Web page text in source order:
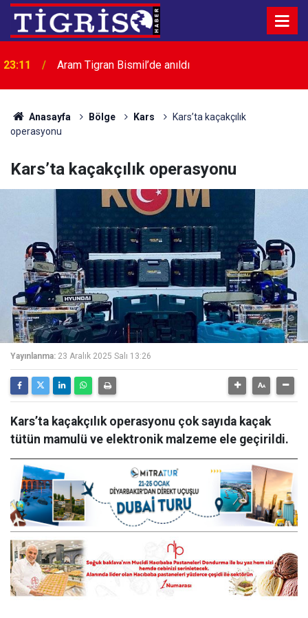
23:11 Aram Tigran Bismil’de anıldı
Anasayfa Bölge Kars
Kars’ta kaçakçılık
operasyonu
Kars’ta kaçakçılık operasyonu
Yayınlanma: 23 Aralık 2025 Salı 13:26
Kars’ta kaçakçılık operasyonu çok sayıda kaçak
tütün mamulü ve elektronik malzeme ele geçirildi.